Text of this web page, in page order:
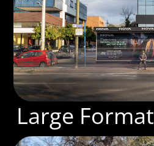
Large Format